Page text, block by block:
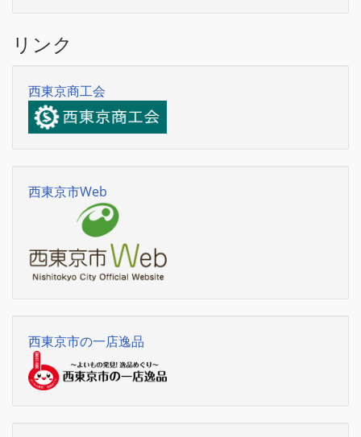
リンク
西東京商工会
西東京市Web
西東京市の一店逸品